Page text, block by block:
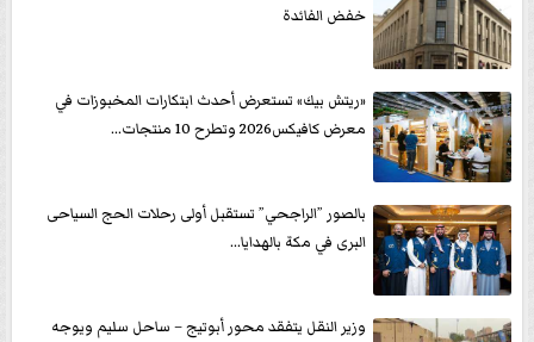
خفض الفائدة
«ريتش بيك» تستعرض أحدث ابتكارات المخبوزات في
معرض كافيكس2026 وتطرح 10 منتجات...
بالصور ”الراجحي” تستقبل أولى رحلات الحج السياحى
البرى في مكة بالهدايا...
وزير النقل يتفقد محور أبوتيج – ساحل سليم ويوجه